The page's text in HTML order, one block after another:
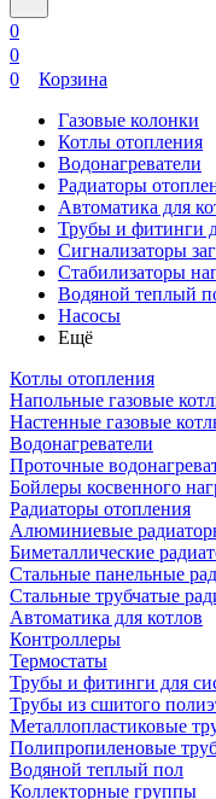
0
0
0
Корзина
Газовые колонки
Котлы отопления
Водонагреватели
Радиаторы
Автоматика для
Трубы и фитинги
Сигнализаторы
Стабилизаторы
Водяной теплый
Насосы
Ещё
Котлы отопления
Напольные газовые
Настенные газовые
Водонагреватели
Проточные
Бойлеры косвенного
Радиаторы отопления
Алюминиевые
Биметаллические
Стальные панельные
Стальные трубчатые
Автоматика для котлов
Контроллеры
Термостаты
Трубы и фитинги для
Трубы из сшитого
Металлопластиковые
Полипропиленовые
Водяной теплый пол
Коллекторные группы